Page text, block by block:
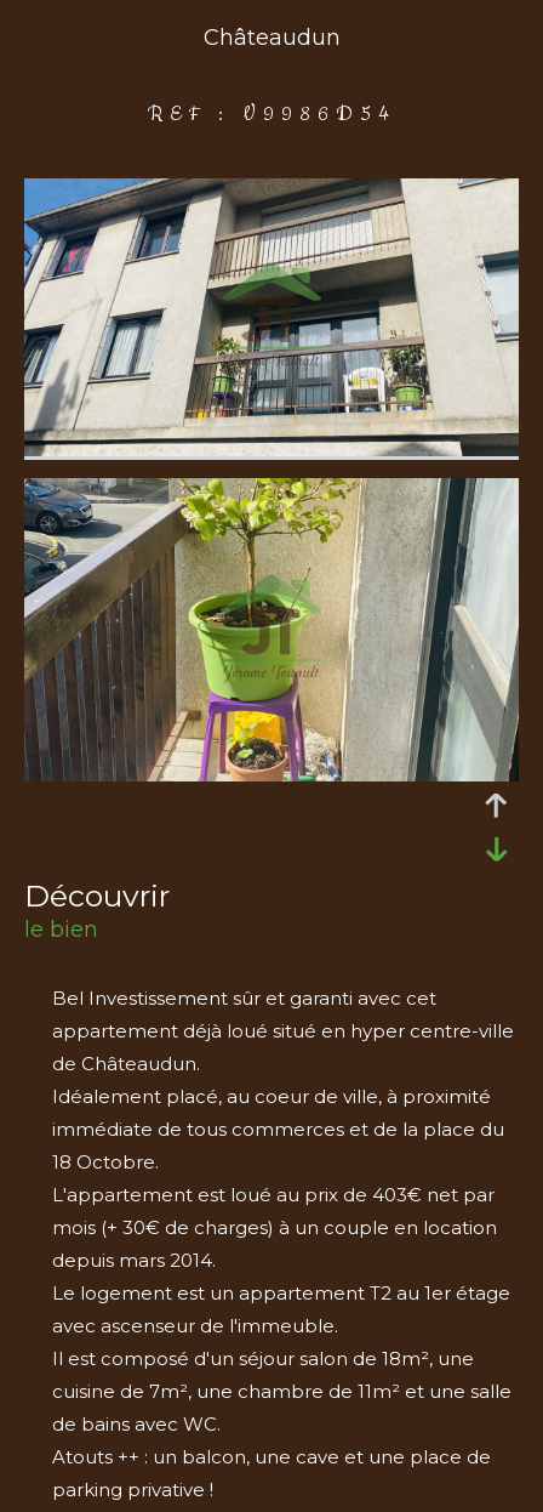
Châteaudun
REF : V9986D54
découvrir
le bien
Bel Investissement sûr et garanti avec cet
appartement déjà loué situé en hyper centre-ville
de Châteaudun.
Idéalement placé, au coeur de ville, à proximité
immédiate de tous commerces et de la place du
18 Octobre.
L'appartement est loué au prix de 403€ net par
mois (+ 30€ de charges) à un couple en location
depuis mars 2014.
Le logement est un appartement T2 au 1er étage
avec ascenseur de l'immeuble.
Il est composé d'un séjour salon de 18m², une
cuisine de 7m², une chambre de 11m² et une salle
de bains avec WC.
Atouts ++ : un balcon, une cave et une place de
parking privative !